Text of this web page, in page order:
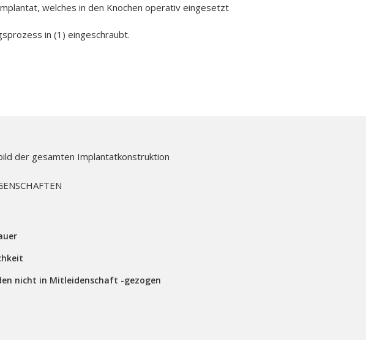
welches in den Knochen operativ eingesetzt
in (1) eingeschraubt.
der gesamten Implantatkonstruktion
nicht in Mitleidenschaft -gezogen